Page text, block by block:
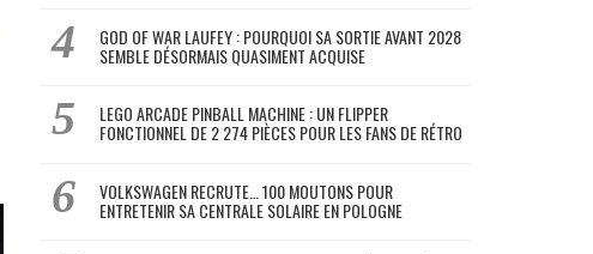
GOD OF WAR LAUFEY : POURQUOI SA SORTIE AVANT 2028
SEMBLE DÉSORMAIS QUASIMENT ACQUISE
LEGO ARCADE PINBALL MACHINE : UN FLIPPER
FONCTIONNEL DE 2 274 PIÈCES POUR LES FANS DE RÉTRO
VOLKSWAGEN RECRUTE… 100 MOUTONS POUR
ENTRETENIR SA CENTRALE SOLAIRE EN POLOGNE